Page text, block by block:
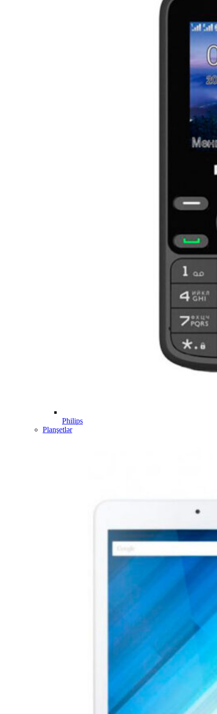
Philips
Planşetlər